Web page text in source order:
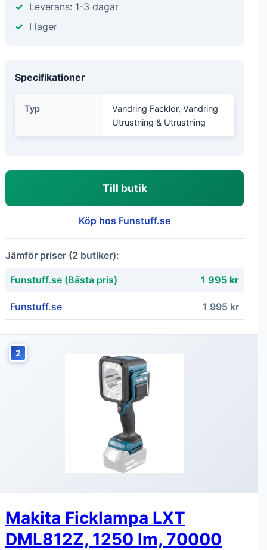
Leverans: 1-3 dagar
I lager
Specifikationer
Typ
Vandring Facklor, Vandring
Utrustning & Utrustning
Till butik
Köp hos Funstuff.se
Jämför priser (2 butiker):
Funstuff.se (Bästa pris) 1 995 kr
Funstuff.se 1 995 kr
2
Makita Ficklampa LXT
DML812Z, 1250 lm, 70000